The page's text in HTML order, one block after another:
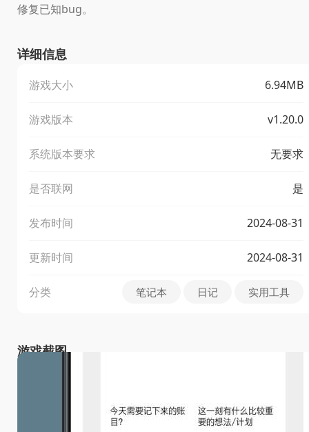
修复已知bug。
详细信息
游戏大小 6.94MB
游戏版本 v1.20.0
系统版本要求 无要求
是否联网 是
发布时间 2024-08-31
更新时间 2024-08-31
分类 笔记本 日记 实用工具
游戏截图